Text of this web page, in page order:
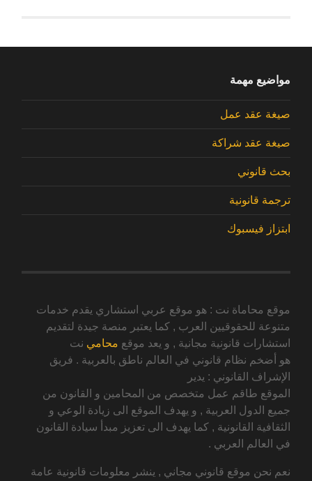
مواضيع مهمة
صيغة عقد عمل
صيغة عقد شراكة
بحث قانوني
ترجمة قانونية
ابتزاز فيسبوك
موقع محاماة نت : هو موقع عربي استشاري يقدم خدمات
متنوعة للحقوقيين العرب , كما يعتبر منصة جيدة لتقديم
استشارات قانونية مجانية , و يعد موقع محامي نت
هو أضخم نظام قانوني في العالم ناطق بالعربية . فريق
الإشراف القانوني : يدير
الموقع طاقم عمل متخصص من المحامين و القانون من
جميع الدول العربية , و يهدف الموقع الى زيادة الوعي و
الثقافية القانونية , كما يهدف الى تعزيز مبدأ سيادة القانون
في العالم العربي .
نعم نحن موقع قانوني مجاني , ينشر معلومات قانونية عامة